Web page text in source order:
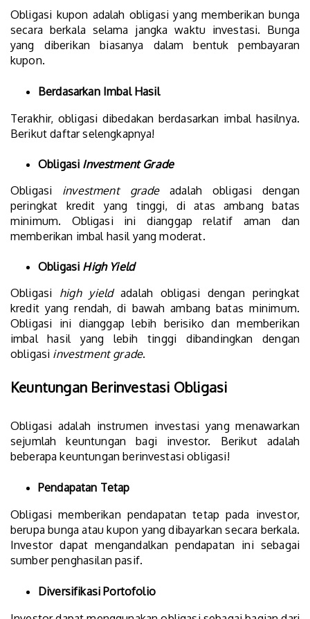
Obligasi kupon adalah obligasi yang memberikan bunga
secara berkala selama jangka waktu investasi. Bunga
yang diberikan biasanya dalam bentuk pembayaran
kupon.
Berdasarkan Imbal Hasil
Terakhir, obligasi dibedakan berdasarkan imbal hasilnya.
Berikut daftar selengkapnya!
Obligasi Investment Grade
Obligasi investment gradeadalah obligasi dengan
peringkat kredit yang tinggi, di atas ambang batas
minimum. Obligasi ini dianggap relatif aman dan
memberikan imbal hasil yang moderat.
Obligasi High Yield
Obligasi high yieldadalah obligasi dengan peringkat
kredit yang rendah, di bawah ambang batas minimum.
Obligasi ini dianggap lebih berisiko dan memberikan
imbal hasil yang lebih tinggi dibandingkan dengan
obligasi investment grade.
Keuntungan Berinvestasi Obligasi
Obligasi adalah instrumen investasi yang menawarkan
sejumlah keuntungan bagi investor. Berikut adalah
beberapa keuntungan berinvestasi obligasi!
Pendapatan Tetap
Obligasi memberikan pendapatan tetap pada investor,
berupa bunga atau kupon yang dibayarkan secara berkala.
Investor dapat mengandalkan pendapatan ini sebagai
sumber penghasilan pasif.
Diversifikasi Portofolio